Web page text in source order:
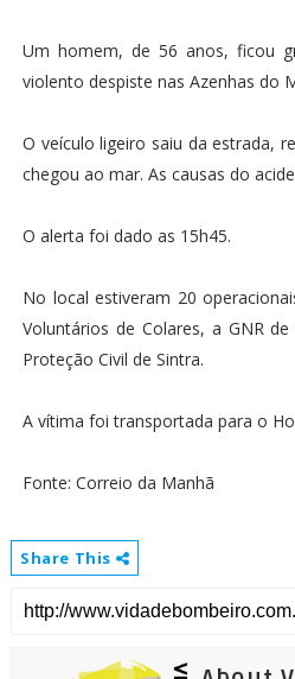
Um homem, de 56 anos, ficou
violento despiste nas Azenhas do
O veículo ligeiro saiu da estrada,
chegou ao mar. As causas do
O alerta foi dado as 15h45.
No local estiveram 20
Voluntários de Colares, a GNR
Proteção Civil de Sintra.
A vítima foi transportada para o
Fonte: Correio da Manhã
Share This